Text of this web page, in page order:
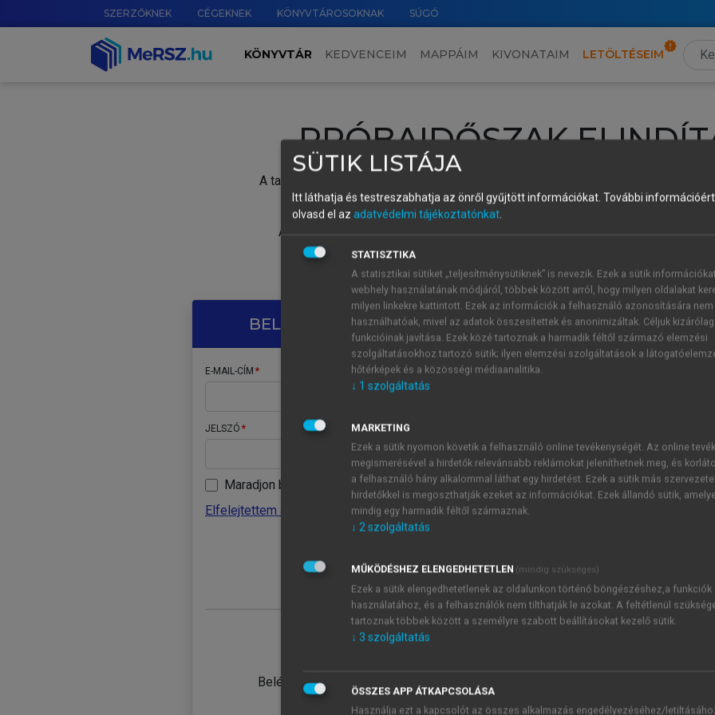
SZERZŐKNEK CÉGEKNEK KÖNYVTÁROSOKNAK SÚGÓ
KÖNYVTÁR KEDVENCEIM MAPPÁIM KIVONATAIM LETÖLTÉSEIM
PRÓBAIDŐSZAK
A tartalom megtekintéséhez lépj be a saját fiókoddal, iskolai azonosítóddal vagy
Új felhasználóként1 óra díjmentes hozzáférésrevagy
A próbaidőszak elindításához,
vagy hozz
A regisztráció után a
BELÉPÉS SAJÁT FIÓKKAL
E-MAIL-CÍM
JELSZÓ
Maradjon belépve
Elfelejtettem a jelszavamat
Belépés intézményi azonosítóval
ÚJ FIÓK
1 óra
JELSZÓ
Kérek értesítést a MeRSZ
Kérek értesítést az
SÜTIK LISTÁJA
Itt láthatja és testreszabhatja az önről gyűjtött információkat. További
olvasd el az adatvédelmi tájékoztatónkat.
STATISZTIKA
A statisztikai sütiket „teljesítménysütiknek” is nevezik. Ezek a sütik
webhely használatának módjáról, többek között arról, hogy milyen oldalakat
milyen linkekre kattintott. Ezek az információk a felhasználó azonosítására nem
használhatóak, mivel az adatok összesítettek és anonimizáltak. Céljuk
funkcióinak javítása. Ezek közé tartoznak a harmadik féltől származó elemzési
szolgáltatásokhoz tartozó sütik; ilyen elemzési szolgáltatások a
hőtérképek és a közösségi médiaanalitika.
↓ 1 szolgáltatás
MARKETING
Ezek a sütik nyomon követik a felhasználó online tevékenységét. Az online
megismerésével a hirdetők relevánsabb reklámokat jeleníthetnek meg, és
a felhasználó hány alkalommal láthat egy hirdetést. Ezek a sütik más
hirdetőkkel is megoszthatják ezeket az információkat. Ezek állandó sütik,
mindig egy harmadik féltől származnak.
↓ 2szolgáltatás
MŰKÖDÉSHEZ ELENGEDHETETLEN (mindig szükséges)
Ezek a sütik elengedhetetlenek az oldalunkon történő böngészéshez,a funkciók
használatához, és a felhasználók nem tilthatják le azokat. A feltétlenül
tartoznak többek között a személyre szabott beállításokat kezelő sütik.
↓ 3 szolgáltatás
ÖSSZES APP ÁTKAPCSOLÁSA
Használja ezt a kapcsolót az összes alkalmazás engedélyezéséhez/